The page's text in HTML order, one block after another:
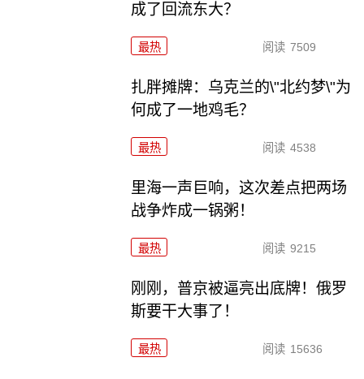
成了回流东大？
最热 阅读 7509
扎胖摊牌：乌克兰的\"北约梦\"为
何成了一地鸡毛？
最热 阅读 4538
里海一声巨响，这次差点把两场
战争炸成一锅粥！
最热 阅读 9215
刚刚，普京被逼亮出底牌！俄罗
斯要干大事了！
最热 阅读 15636